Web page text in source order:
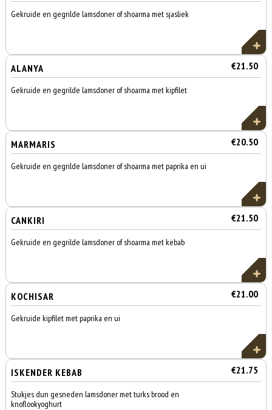
Gekruide en gegrilde lamsdoner of shoarma met sjasliek
ALANYA €21.50
Gekruide en gegrilde lamsdoner of shoarma met kipfilet
MARMARIS €20.50
Gekruide en gegrilde lamsdoner of shoarma met paprika en ui
CANKIRI €21.50
Gekruide en gegrilde lamsdoner of shoarma met kebab
KOCHISAR €21.00
Gekruide kipfilet met paprika en ui
ISKENDER KEBAB €21.75
Stukjes dun gesneden lamsdoner met turks brood en
knoflookyoghurt